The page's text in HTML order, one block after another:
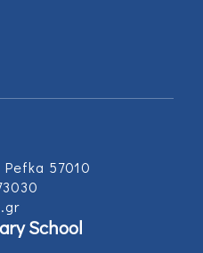
57010
School